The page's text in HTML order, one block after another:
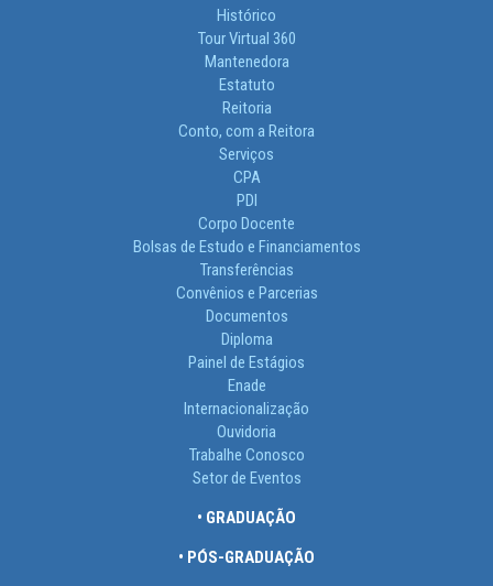
Histórico
Tour Virtual 360
Mantenedora
Estatuto
Reitoria
Conto, com a Reitora
Serviços
CPA
PDI
Corpo Docente
Bolsas de Estudo e Financiamentos
Transferências
Convênios e Parcerias
Documentos
Diploma
Painel de Estágios
Enade
Internacionalização
Ouvidoria
Trabalhe Conosco
Setor de Eventos
• GRADUAÇÃO
• PÓS-GRADUAÇÃO